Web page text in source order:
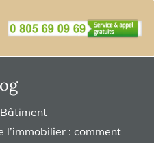
Bâtiment
l’immobilier : comment